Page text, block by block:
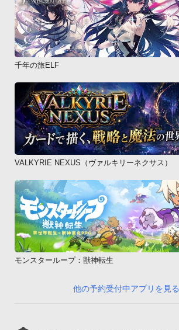
千年の旅ELF
VALKYRIE NEXUS（ヴァルキリーネクサス）
モンスターループ：獣神転生
他の予約受付中アプリを見る